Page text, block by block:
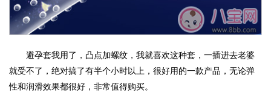
避孕套我用了，凸点加螺纹，我就喜欢这种套，一插进去老婆
就受不了，绝对搞了有半个小时以上，很好用的一款产品，无论弹
性和润滑效果都很好，非常值得购买。